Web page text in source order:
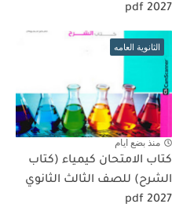
2027 pdf
الثانوية العامه
منذ بضع ايام
كتاب الامتحان كيمياء (كتاب
الشرح) للصف الثالث الثانوي
pdf 2027